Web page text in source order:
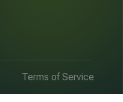
Terms of Service